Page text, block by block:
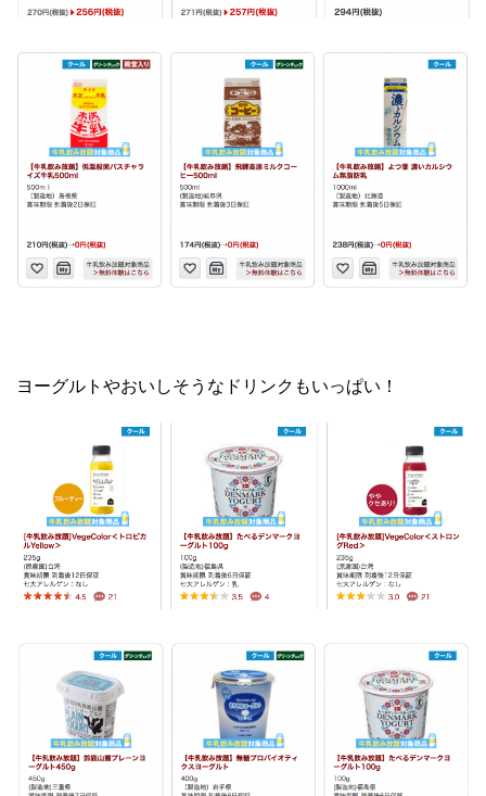
ヨーグルトやおいしそうなドリンクもいっぱい！